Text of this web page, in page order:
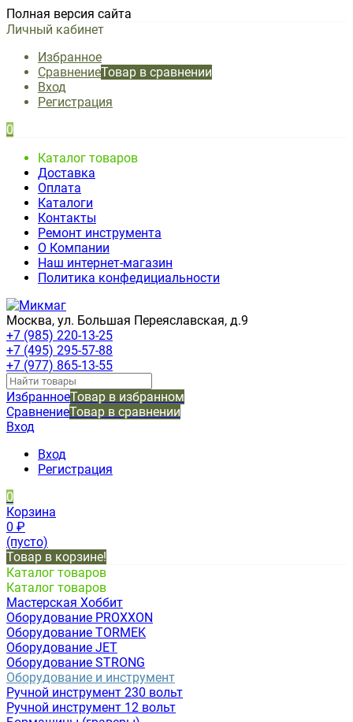
Полная версия сайта
Личный кабинет
Избранное
СравнениеТовар в сравнении
Вход
Регистрация
0
Каталог товаров
Доставка
Оплата
Каталоги
Контакты
Ремонт инструмента
О Компании
Наш интернет-магазин
Политика конфедициальности
Москва, ул. Большая Переяславская, д.9
+7 (985) 220-13-25
+7 (495) 295-57-88
+7 (977) 865-13-55
ИзбранноеТовар в избранном
СравнениеТовар в сравнении
Вход
Вход
Регистрация
0
Корзина
0 ₽
(пусто)
Товар в корзине!
Каталог товаров
Каталог товаров
Мастерская Хоббит
Оборудование PROXXON
Оборудование TORMEK
Оборудование JET
Оборудование STRONG
Оборудование и инструмент
Ручной инструмент 230 вольт
Ручной инструмент 12 вольт